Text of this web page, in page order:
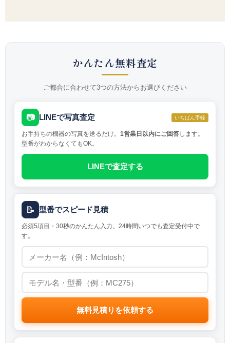
かんたん無料査定
ご都合に合わせて3つの方法からお選びください
📷 LINEで写真査定 いちばん手軽
お手持ちの機器の写真を送るだけ。 1営業日以内にご回答します。
型番がわからなくてもOK。
LINEで査定する
📝 型番でスピード見積
必須5項目・30秒のかんたん入力。24時間いつでも査定受付中で
す。
無料見積りを依頼する